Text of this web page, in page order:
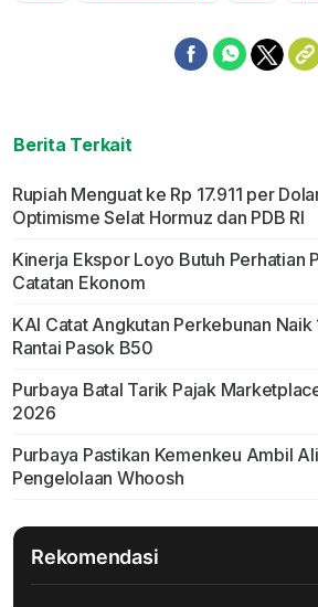
Berita Terkait
Rupiah Menguat ke Rp 17.911 per
Optimisme Selat Hormuz dan PDB RI
Kinerja Ekspor Loyo Butuh Perhatian
Catatan Ekonom
KAI Catat Angkutan Perkebunan Naik
Rantai Pasok B50
Purbaya Batal Tarik Pajak
2026
Purbaya Pastikan Kemenkeu Ambil
Pengelolaan Whoosh
Rekomendasi